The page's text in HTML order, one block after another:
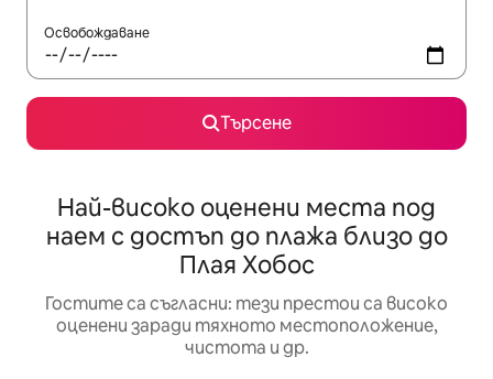
Освобождаване
Търсене
Най-високо оценени места под
наем с достъп до плажа близо до
Плая Хобос
Гостите са съгласни: тези престои са високо
оценени заради тяхното местоположение,
чистота и др.